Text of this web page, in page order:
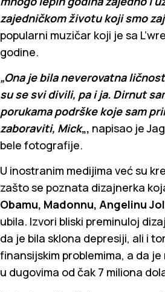
zajedničkom životu koji smo
popularni muzičar koji je sa
godine.
„Ona je bila neverovatna
su se svi divili, pa i ja. Dirnut
porukama podrške koje sam
zaboraviti, Mick„, napisao je
bele fotografije.
U inostranim medijima već su
zašto se poznata dizajnerka
Obamu, Madonnu, Angelinu
ubila. Izvori bliski preminuloj
da je bila sklona depresiji, ali i
finansijskim problemima, a da
u dugovima od čak 7 miliona